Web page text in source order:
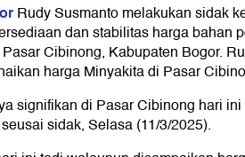
Rudy Susmanto melakukan sidak
dan stabilitas harga bahan
Cibinong, Kabupaten Bogor.
harga Minyakita di Pasar
signifikan di Pasar Cibinong hari
sidak, Selasa (11/3/2025).